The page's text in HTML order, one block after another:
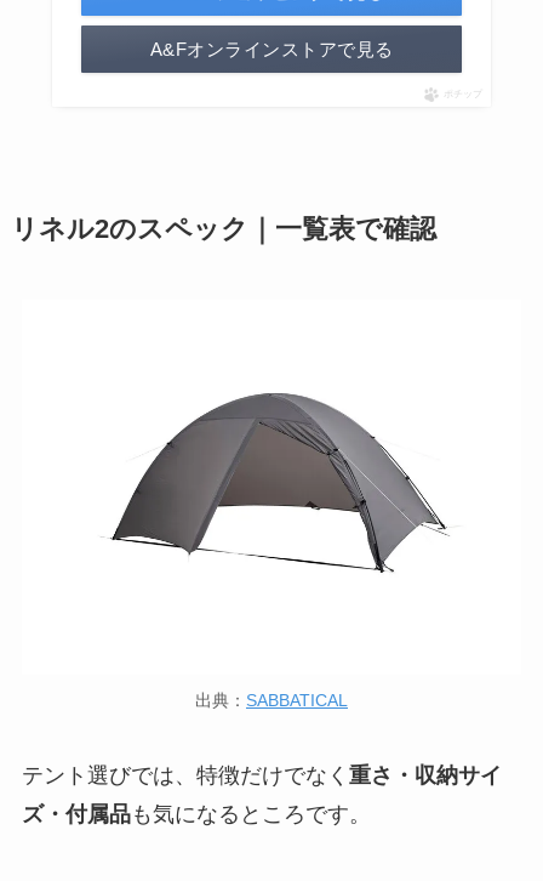
A&Fオンラインストアで見る
ポチップ
リネル2のスペック｜一覧表で確認
出典： SABBATICAL
テント選びでは、特徴だけでなく 重さ・収納サイ
ズ・付属品も気になるところです。